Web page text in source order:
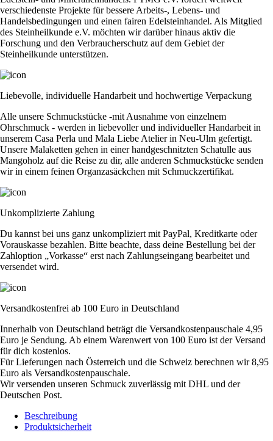
verschiedenste Projekte für bessere Arbeits-, Lebens- und
Handelsbedingungen und einen fairen Edelsteinhandel. Als Mitglied
des Steinheilkunde e.V. möchten wir darüber hinaus aktiv die
Forschung und den Verbraucherschutz auf dem Gebiet der
Steinheilkunde unterstützen.
Liebevolle, individuelle Handarbeit und hochwertige Verpackung
Alle unsere Schmuckstücke -mit Ausnahme von einzelnem
Ohrschmuck - werden in liebevoller und individueller Handarbeit in
unserem Casa Perla und Mala Liebe Atelier in Neu-Ulm gefertigt.
Unsere Malaketten gehen in einer handgeschnitzten Schatulle aus
Mangoholz auf die Reise zu dir, alle anderen Schmuckstücke senden
wir in einem feinen Organzasäckchen mit Schmuckzertifikat.
Unkomplizierte Zahlung
Du kannst bei uns ganz unkompliziert mit PayPal, Kreditkarte oder
Vorauskasse bezahlen. Bitte beachte, dass deine Bestellung bei der
Zahloption „Vorkasse“ erst nach Zahlungseingang bearbeitet und
versendet wird.
Versandkostenfrei ab 100 Euro in Deutschland
Innerhalb von Deutschland beträgt die Versandkostenpauschale 4,95
Euro je Sendung. Ab einem Warenwert von 100 Euro ist der Versand
für dich kostenlos.
Für Lieferungen nach Österreich und die Schweiz berechnen wir 8,95
Euro als Versandkostenpauschale.
Wir versenden unseren Schmuck zuverlässig mit DHL und der
Deutschen Post.
Beschreibung
Produktsicherheit